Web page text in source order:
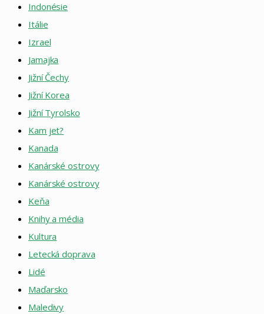
Indonésie
Itálie
Izrael
Jamajka
Jižní Čechy
Jižní Korea
Jižní Tyrolsko
Kam jet?
Kanada
Kanárské ostrovy
Kanárské ostrovy
Keňa
Knihy a média
Kultura
Letecká doprava
Lidé
Maďarsko
Maledivy